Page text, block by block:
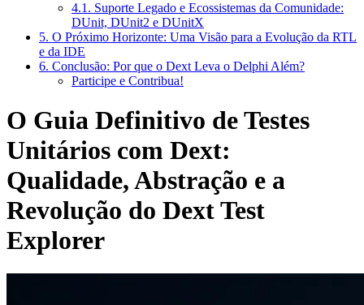
4.1. Suporte Legado e Ecossistemas da Comunidade:
DUnit, DUnit2 e DUnitX
5. O Próximo Horizonte: Uma Visão para a Evolução da RTL
e da IDE
6. Conclusão: Por que o Dext Leva o Delphi Além?
Participe e Contribua!
O Guia Definitivo de Testes
Unitários com Dext:
Qualidade, Abstração e a
Revolução do Dext Test
Explorer